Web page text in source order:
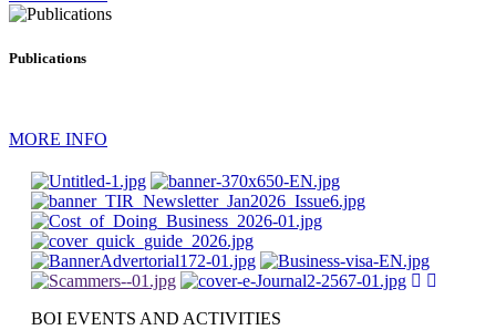
Publications
MORE INFO
BOI EVENTS AND ACTIVITIES